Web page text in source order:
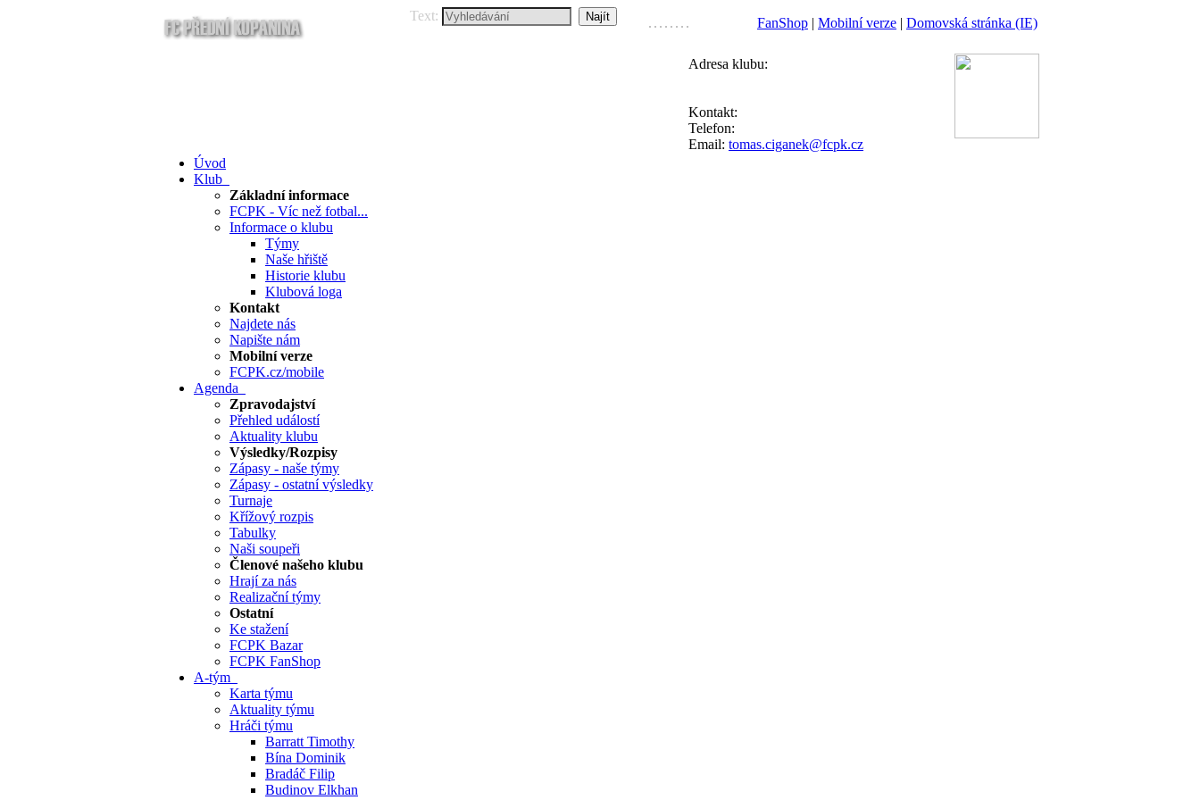
Text: FanShop | Mobilní verze | Domovská stránka (IE)
Adresa klubu:
Kontakt:
Telefon:
Email: tomas.ciganek@fcpk.cz
Úvod
Klub
Základní informace
FCPK - Víc než fotbal...
Informace o klubu
Týmy
Naše hřiště
Historie klubu
Klubová loga
Kontakt
Najdete nás
Napište nám
Mobilní verze
FCPK.cz/mobile
Agenda
Zpravodajství
Přehled událostí
Aktuality klubu
Výsledky/Rozpisy
Zápasy - naše týmy
Zápasy - ostatní výsledky
Turnaje
Křížový rozpis
Tabulky
Naši soupeři
Členové našeho klubu
Hrají za nás
Realizační týmy
Ostatní
Ke stažení
FCPK Bazar
FCPK FanShop
A-tým
Karta týmu
Aktuality týmu
Hráči týmu
Barratt Timothy
Bína Dominik
Bradáč Filip
Budinov Elkhan